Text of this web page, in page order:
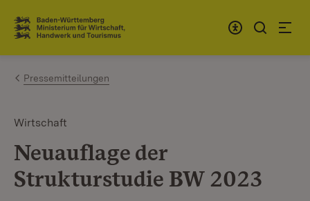
Zum Inhalt springen
Link zur Startseite
Pressemitteilungen
Wirtschaft
Neuauflage der
Strukturstudie BW 2023